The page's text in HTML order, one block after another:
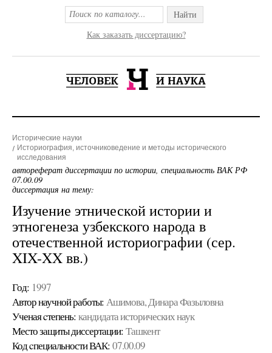
Найти
Как заказать диссертацию?
Исторические науки
Историография, источниковедение и методы исторического
исследования
автореферат диссертации по истории, специальность ВАК РФ
07.00.09
диссертация на тему:
Изучение этнической истории и
этногенеза узбекского народа в
отечественной историографии (сер.
XIX-XX вв.)
Год: 1997
Автор научной работы: Ашимова, Динара Фазыловна
Ученая cтепень: кандидата исторических наук
Место защиты диссертации: Ташкент
Код cпециальности ВАК: 07.00.09